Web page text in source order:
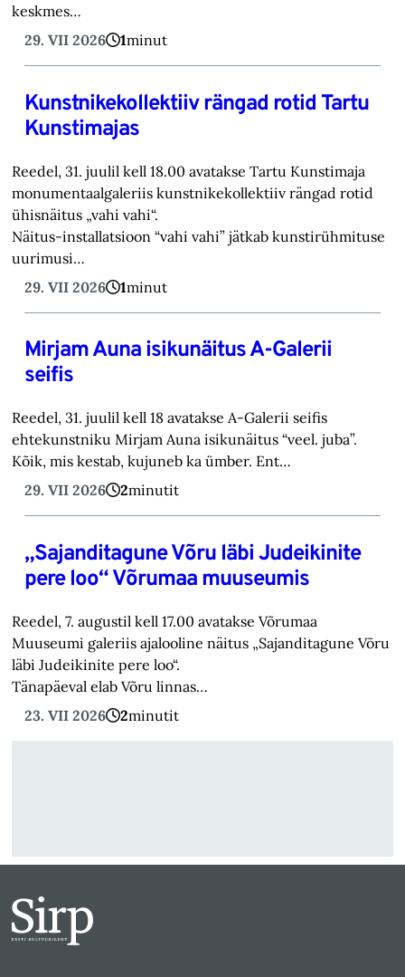
keskmes…
29. VII 2026
1minut
Kunstnikekollektiiv rängad rotid Tartu
Kunstimajas
Reedel, 31. juulil kell 18.00 avatakse Tartu Kunstimaja
monumentaalgaleriis kunstnikekollektiiv rängad rotid
ühisnäitus „vahi vahi“.
Näitus-installatsioon “vahi vahi” jätkab kunstirühmituse
uurimusi…
29. VII 2026
1minut
Mirjam Auna isikunäitus A-Galerii
seifis
Reedel, 31. juulil kell 18 avatakse A-Galerii seifis
ehtekunstniku Mirjam Auna isikunäitus “veel. juba”.
Kõik, mis kestab, kujuneb ka ümber. Ent…
29. VII 2026
2minutit
„Sajanditagune Võru läbi Judeikinite
pere loo“ Võrumaa muuseumis
Reedel, 7. augustil kell 17.00 avatakse Võrumaa
Muuseumi galeriis ajalooline näitus „Sajanditagune Võru
läbi Judeikinite pere loo“.
Tänapäeval elab Võru linnas…
23. VII 2026
2minutit